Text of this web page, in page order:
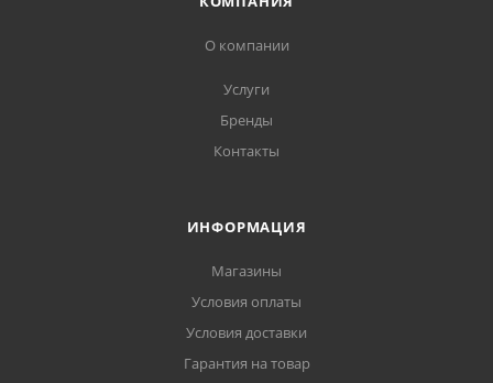
О компании
Услуги
Бренды
Контакты
ИНФОРМАЦИЯ
Магазины
Условия оплаты
Условия доставки
Гарантия на товар